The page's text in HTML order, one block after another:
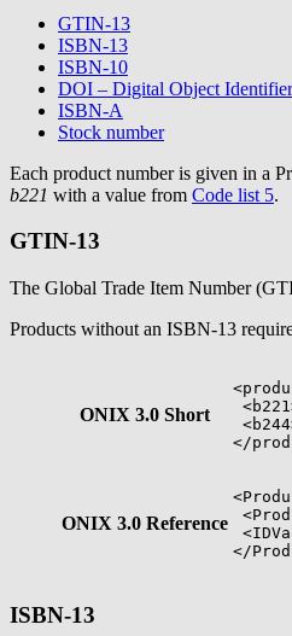
GTIN-13
ISBN-13
ISBN-10
DOI – Digital Object Identifier
ISBN-A
Stock number
Each product number is given in a
b221 with a value from Code list 5.
GTIN-13
The Global Trade Item Number
Products without an ISBN-13
ONIX 3.0 Short
</
ONIX 3.0 Reference
</
ISBN-13